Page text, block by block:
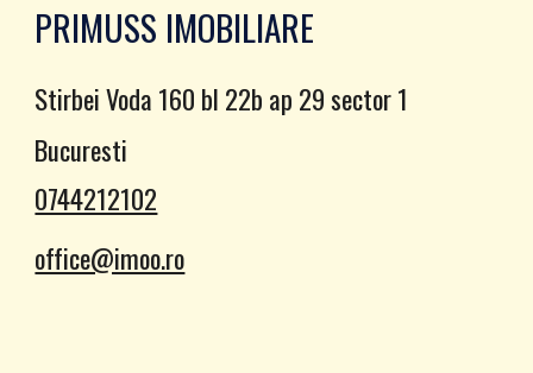
PRIMUSS IMOBILIARE
Stirbei Voda 160 bl 22b ap 29 sector 1
Bucuresti
0744212102
office@imoo.ro